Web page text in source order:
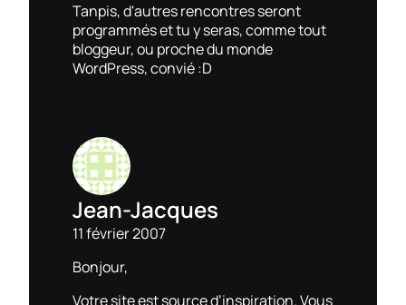
Tanpis, d'autres rencontres seront
programmés et tu y seras, comme tout
bloggeur, ou proche du monde
WordPress, convié :D
Jean-Jacques
11 février 2007
Bonjour,
Votre site est source d’inspiration. Vous